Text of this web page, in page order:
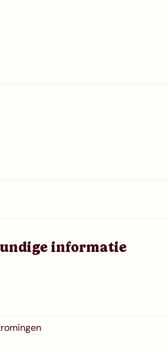
informatie